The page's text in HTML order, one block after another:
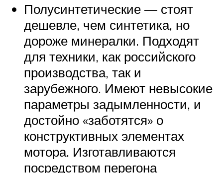
Полусинтетические — стоят
дешевле, чем синтетика, но
дороже минералки. Подходят
для техники, как российского
производства, так и
зарубежного. Имеют невысокие
параметры задымленности, и
достойно «заботятся» о
конструктивных элементах
мотора. Изготавливаются
посредством перегона